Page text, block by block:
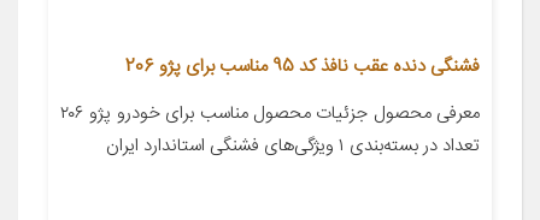
فشنگی دنده عقب نافذ کد 95 مناسب برای پژو 206
معرفی محصول جزئیات محصول مناسب برای خودرو پژو ۲۰۶
تعداد در بسته‌بندی ۱ ویژگی‌های فشنگی استاندارد ایران